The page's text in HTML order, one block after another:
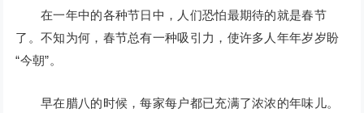
在一年中的各种节日中，人们恐怕最期待的就是春节
了。不知为何，春节总有一种吸引力，使许多人年年岁岁盼
“今朝”。
早在腊八的时候，每家每户都已充满了浓浓的年味儿。